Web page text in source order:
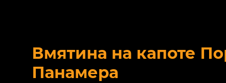
Вмятина на капоте
Панамера